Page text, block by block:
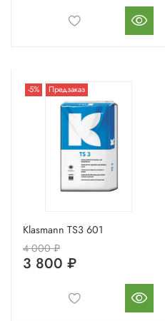
-5% Предзаказ
Klasmann TS3 601
4 000 ₽
3 800 ₽